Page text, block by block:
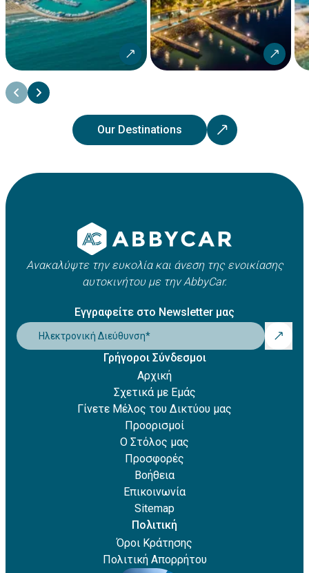
Our Destinations
Ανακαλύψτε την ευκολία και άνεση της ενοικίασης
αυτοκινήτου με την AbbyCar.
Εγγραφείτε στο Newsletter μας
Ηλεκτρονική Διεύθυνση*
Γρήγοροι Σύνδεσμοι
Αρχική
Σχετικά με Εμάς
Γίνετε Μέλος του Δικτύου μας
Προορισμοί
Ο Στόλος μας
Προσφορές
Βοήθεια
Επικοινωνία
Sitemap
Πολιτική
Όροι Κράτησης
Πολιτική Απορρήτου